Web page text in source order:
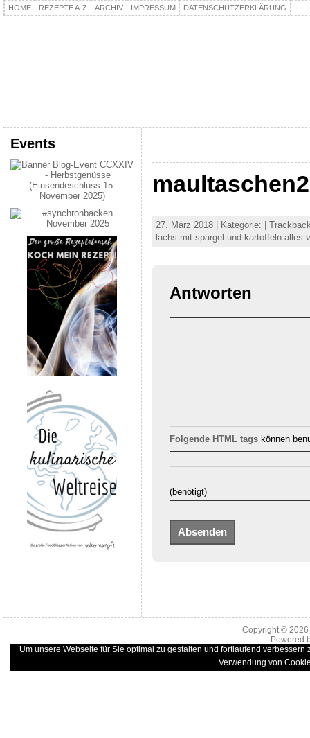
HOME REZEPTE A-Z ARCHIV IMPRESSUM DATENSCHUTZERKLÄRUNG
Events
maultaschen2
27. März 2018 | Kategorie: |
lachs-mit-spargel-und-kartoffeln-
Antworten
Folgende HTML tagskönnen
(benötigt)
Copyright ©
Powered
Um unsere Webseite für Sie optimal zu gestalten und fortlaufend
Verwendung von